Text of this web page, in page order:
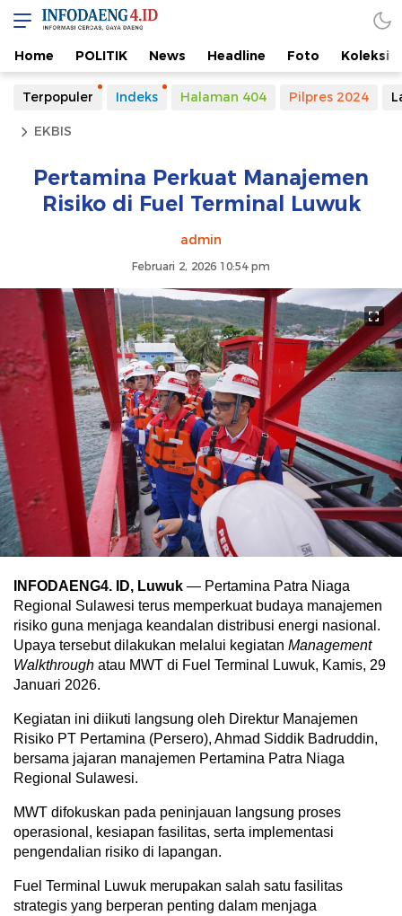
Home POLITIK News Headline Foto Koleksi
Terpopuler Indeks Halaman 404 Pilpres 2024
EKBIS
Pertamina Perkuat Manajemen
Risiko di Fuel Terminal Luwuk
admin
Februari 2, 2026 10:54 pm
INFODAENG4. ID, Luwuk — Pertamina Patra Niaga
Regional Sulawesi terus memperkuat budaya manajemen
risiko guna menjaga keandalan distribusi energi nasional.
Upaya tersebut dilakukan melalui kegiatan Management
Walkthrough atau MWT di Fuel Terminal Luwuk, Kamis, 29
Januari 2026.
Kegiatan ini diikuti langsung oleh Direktur Manajemen
Risiko PT Pertamina (Persero), Ahmad Siddik Badruddin,
bersama jajaran manajemen Pertamina Patra Niaga
Regional Sulawesi.
MWT difokuskan pada peninjauan langsung proses
operasional, kesiapan fasilitas, serta implementasi
pengendalian risiko di lapangan.
Fuel Terminal Luwuk merupakan salah satu fasilitas
strategis yang berperan penting dalam menjaga